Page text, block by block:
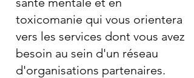
toxicomanie qui vous orientera
vers les services dont vous avez
besoin au sein d'un réseau
d'organisations partenaires.